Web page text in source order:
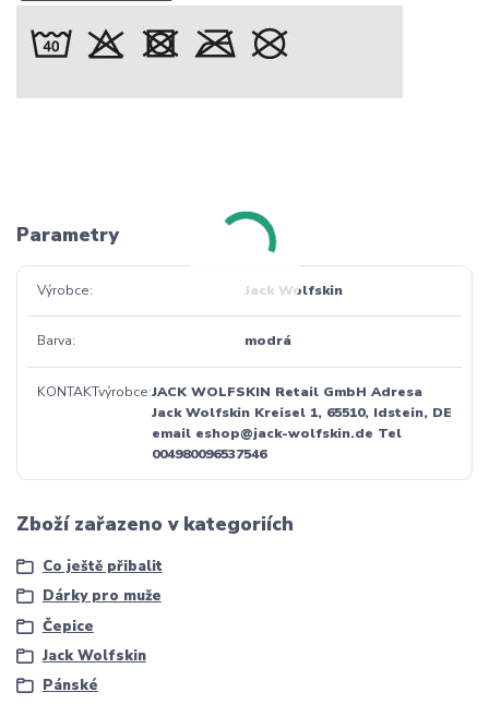
Parametry
Výrobce Jack Wolfskin
Barva modrá
KONTAKTvýrobce JACK WOLFSKIN Retail GmbH Adresa
Jack Wolfskin Kreisel 1, 65510, Idstein, DE
email eshop@jack-wolfskin.de Tel
004980096537546
Zboží zařazeno v kategoriích
Co ještě přibalit
Dárky pro muže
Čepice
Jack Wolfskin
Pánské